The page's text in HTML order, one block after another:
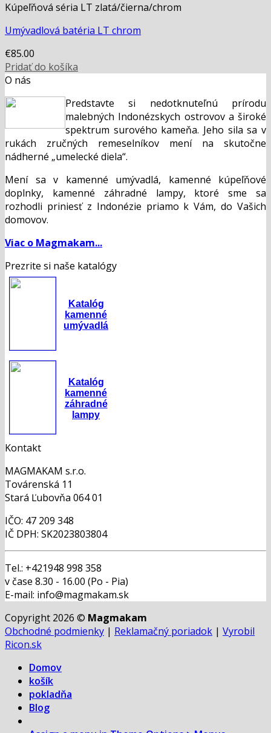
Kúpeľňová séria LT zlatá/čierna/chrom
Umývadlová batéria LT chrom
€85.00
Pridať do košíka
O nás
Predstavte si nedotknuteľnú prírodu
malebných Indonézskych ostrovov a široké
spektrum surového kameňa. Jeho sila sa v
rukách zručných remeselníkov mení na skutočne
nádherné „umelecké diela“.
Mení sa v kamenné umývadlá, kamenné kúpeľňové
doplnky, kamenné záhradné lampy, ktoré sme sa
rozhodli priniesť z Indonézie priamo k Vám, do Vašich
domovov.
Viac o Magmakam...
Prezrite si naše katalógy
Katalóg
kamenné
umývadlá
Katalóg
kamenné
záhradné
lampy
Kontakt
MAGMAKAM s.r.o.
Továrenská 11
Stará Ľubovňa 064 01
IČO: 47 209 348
IČ DPH: SK2023803804
Tel.: +421948 998 358
v čase 8.30 - 16.00 (Po - Pia)
E-mail: info@magmakam.sk
Copyright 2026 © Magmakam
Obchodné podmienky | Reklamačný poriadok | Vyrobil
Ricon.sk
Domov
košík
pokladňa
Blog